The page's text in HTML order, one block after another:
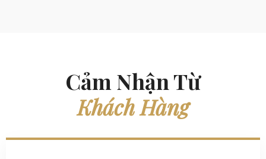
Cảm Nhận Từ
Khách Hàng